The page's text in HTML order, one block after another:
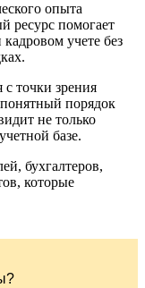
опыта
ресурс помогает
кадровом учете без
точки зрения
понятный порядок
не только
базе.
бухгалтеров,
которые